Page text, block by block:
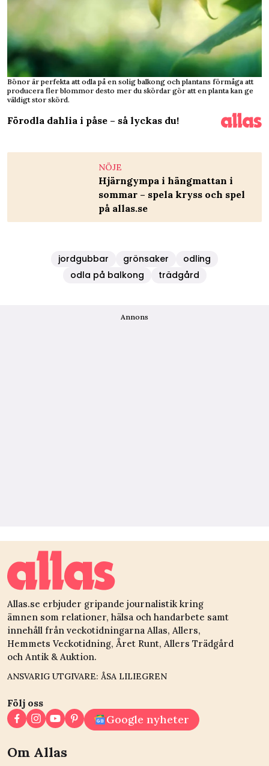
Bönor är perfekta att odla på en solig balkong och plantans förmåga att
producera fler blommor desto mer du skördar gör att en planta kan ge
väldigt stor skörd.
Förodla dahlia i påse – så lyckas du!
NÖJE
Hjärngympa i hängmattan i
sommar – spela kryss och spel
på allas.se
jordgubbar grönsaker
odling
odla på balkong
trädgård
Annons
Allas.se erbjuder gripande journalistik kring
ämnen som relationer, hälsa och handarbete samt
innehåll från veckotidningarna Allas, Allers,
Hemmets Veckotidning, Året Runt, Allers Trädgård
och Antik & Auktion.
ANSVARIG UTGIVARE: ÅSA LILIEGREN
Följ oss
Google nyheter
Om Allas